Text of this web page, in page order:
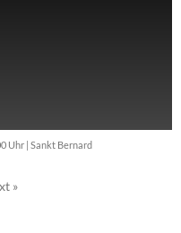
Uhr | Sankt Bernard
»